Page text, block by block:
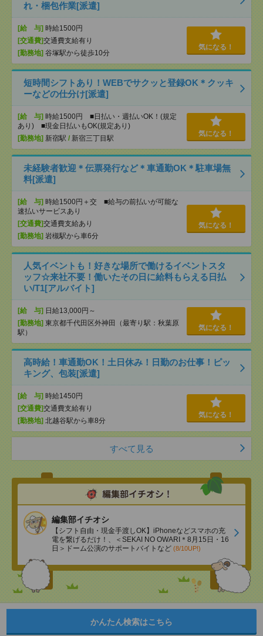
れ・梱包作業[派遣]
[給 与] 時給1500円
[交通費]交通費支給有り
[勤務地] 谷塚駅から徒歩10分
気になる！
短時間シフトあり！WEBでサクッと登録OK＊クッキ
ーなどの仕分け[派遣]
[給 与] 時給1500円 ■日払い・週払いOK！(規定
あり) ■現金日払いもOK(規定あり)
[勤務地] 新宿駅 / 新宿三丁目駅
気になる！
未経験者歓迎＊伝票発行など＊車通勤OK＊駐車場無
料[派遣]
[給 与] 時給1500円＋交 ■給与の前払いが可能な
速払いサービスあり
[交通費]交通費支給あり
[勤務地] 岩槻駅から車6分
気になる！
人気イベントも！好きな場所で働けるイベントスタ
ッフ☆来社不要！働いたその日に給料もらえる日払
い/T1[アルバイト]
[給 与] 日給13,000円～
[勤務地] 東京都千代田区外神田（最寄り駅：秋葉原
駅）
気になる！
高時給！車通勤OK！土日休み！日勤のお仕事！ピッ
キング、包装[派遣]
[給 与] 時給1450円
[交通費]交通費支給有り
[勤務地] 北越谷駅から車8分
気になる！
すべて見る
編集部イチオシ
【シフト自由・現金手渡しOK】iPhoneなどスマホの充
電を繋げるだけ！、＜SEKAI NO OWARI＊8月15日・16
日＞ドーム公演のサポートバイトなど (8/10UP!)
かんたん検索はこちら